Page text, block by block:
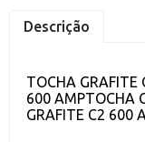
Descrição
TOCHA GRAFITE
600 AMPTOCHA
GRAFITE C2 600